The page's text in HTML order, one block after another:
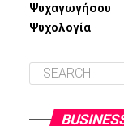
Ψυχαγωγήσου
Ψυχολογία